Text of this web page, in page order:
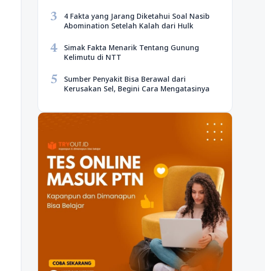
3
4 Fakta yang Jarang Diketahui Soal Nasib
Abomination Setelah Kalah dari Hulk
4
Simak Fakta Menarik Tentang Gunung
Kelimutu di NTT
5
Sumber Penyakit Bisa Berawal dari
Kerusakan Sel, Begini Cara Mengatasinya